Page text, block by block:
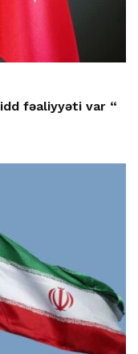
fəaliyyəti var “